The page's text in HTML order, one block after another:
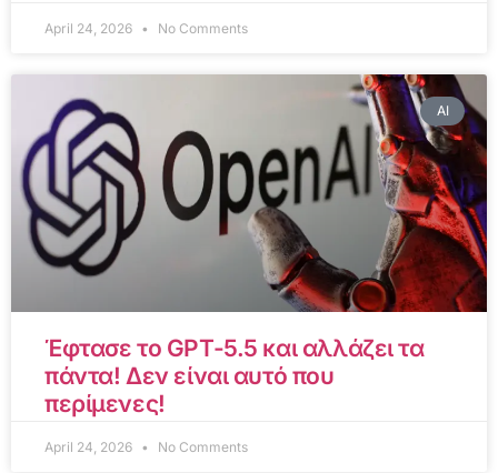
April 24, 2026 No Comments
AI
Έφτασε το GPT-5.5 και αλλάζει τα
πάντα! Δεν είναι αυτό που
περίμενες!
April 24, 2026 No Comments